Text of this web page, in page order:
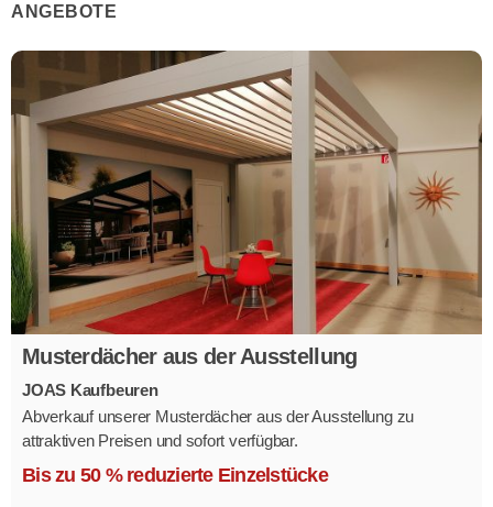
ANGEBOTE
Musterdächer aus der Ausstellung
JOAS Kaufbeuren
Abverkauf unserer Musterdächer aus der Ausstellung zu
attraktiven Preisen und sofort verfügbar.
Mehrere Modelle in verschiedenen Ausführungen.
Bis zu 50 % reduzierte Einzelstücke